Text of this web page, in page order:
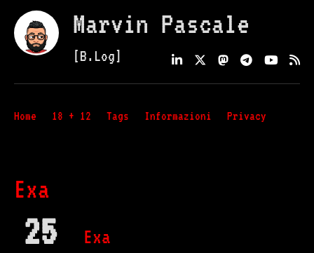
Marvin Pascale
[B.Log]
Home 18 + 12 Tags Informazioni Privacy
Exa
25 Exa